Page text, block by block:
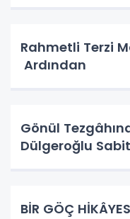
Rahmetli Terzi
Ardından
Gönül
Dülgeroğlu
BİR GÖÇ